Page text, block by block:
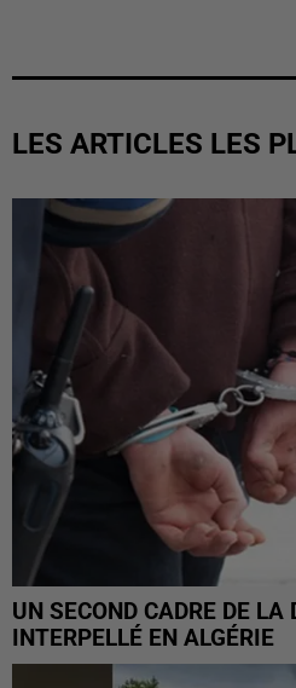
LES ARTICLES LES
UN SECOND CADRE DE
INTERPELLÉ EN ALGÉRIE